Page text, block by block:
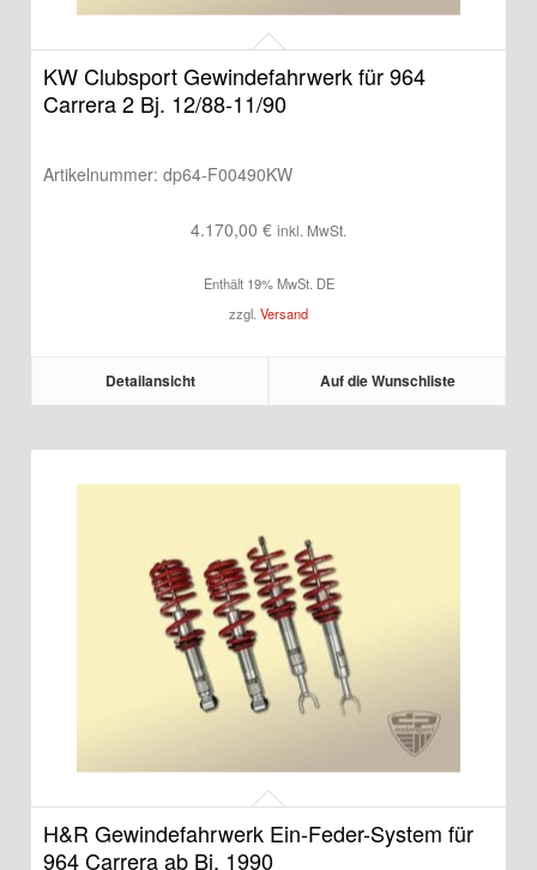
KW Clubsport Gewindefahrwerk für 964
Carrera 2 Bj. 12/88-11/90
Artikelnummer: dp64-F00490KW
4.170,00 € inkl. MwSt.
Enthält 19% MwSt. DE
zzgl. Versand
Detailansicht Auf die Wunschliste
H&R Gewindefahrwerk Ein-Feder-System für
964 Carrera ab Bj. 1990